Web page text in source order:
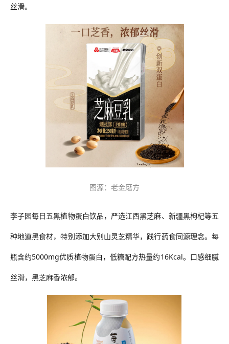
丝滑。
图源：老金磨方
李子园每日五黑植物蛋白饮品，严选江西黑芝麻、新疆黑枸杞等五
种地道黑食材，特别添加大别山灵芝精华，践行药食同源理念。每
瓶含约5000mg优质植物蛋白，低糖配方热量约16Kcal。口感细腻
丝滑，黑芝麻香浓郁。